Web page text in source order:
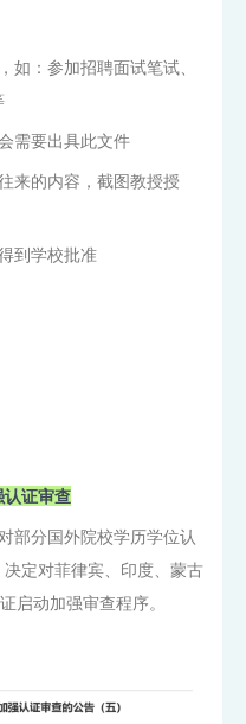
如：参加招聘面试笔试、
需要出具此文件
来的内容，截图教授授
到学校批准
认证审查
部分国外院校学历学位认
定对菲律宾、印度、蒙古
启动加强审查程序。